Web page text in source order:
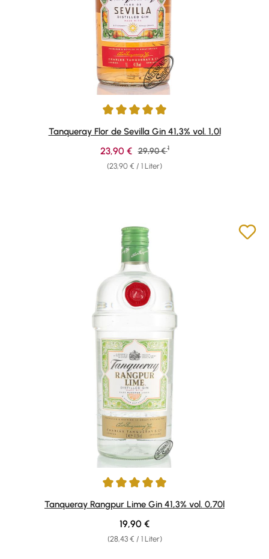
Durchschnittliche Bewertung von 4.9 von 5 Sternen
Tanqueray Flor de Sevilla Gin 41,3% vol. 1,0l
(23,90 € / 1 Liter)
Verkaufspreis:
23,90 € Regulärer Preis:
29,90 € 1
Durchschnittliche Bewertung von 4.92 von 5 Sternen
Tanqueray Rangpur Lime Gin 41,3% vol. 0,70l
(28,43 € / 1 Liter)
Regulärer Preis:
19,90 €